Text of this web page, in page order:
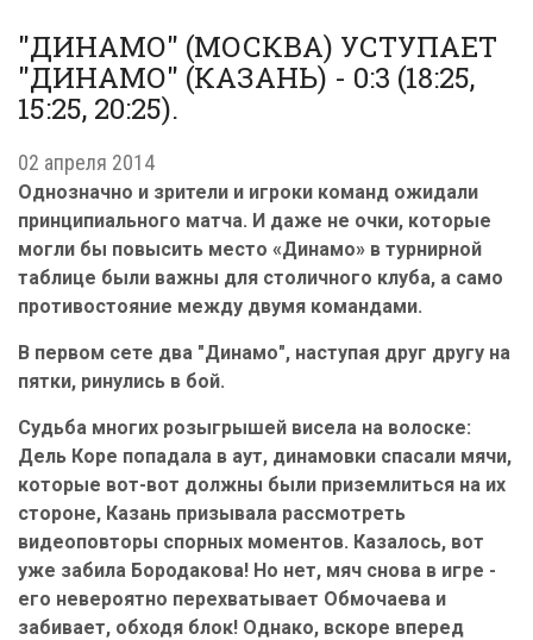
"ДИНАМО" (МОСКВА) УСТУПАЕТ
"ДИНАМО" (КАЗАНЬ) - 0:3 (18:25,
15:25, 20:25).
02 апреля 2014
Однозначно и зрители и игроки команд ожидали
принципиального матча. И даже не очки, которые
могли бы повысить место «Динамо» в турнирной
таблице были важны для столичного клуба, а само
противостояние между двумя командами.
В первом сете два "Динамо", наступая друг другу на
пятки, ринулись в бой.
Судьба многих розыгрышей висела на волоске:
Дель Коре попадала в аут, динамовки спасали мячи,
которые вот-вот должны были приземлиться на их
стороне, Казань призывала рассмотреть
видеоповторы спорных моментов. Казалось, вот
уже забила Бородакова! Но нет, мяч снова в игре -
его невероятно перехватывает Обмочаева и
забивает, обходя блок! Однако, вскоре вперед